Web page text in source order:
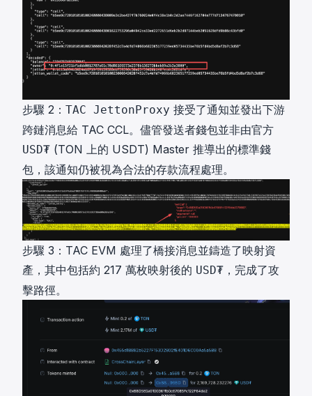
步驟 2： TAC JettonProxy 接受了通知並發出下游
跨鏈消息給 TAC CCL。儘管發送者錢包並非由官方
USD₮ (TON 上的 USDT) Master 推導出的標準錢
包，該通知仍被視為合法的存款流程處理。
步驟 3：TAC EVM 處理了橋接消息並鑄造了映射資
產，其中包括約 217 萬枚映射後的 USD₮ ，完成了攻
擊路徑。